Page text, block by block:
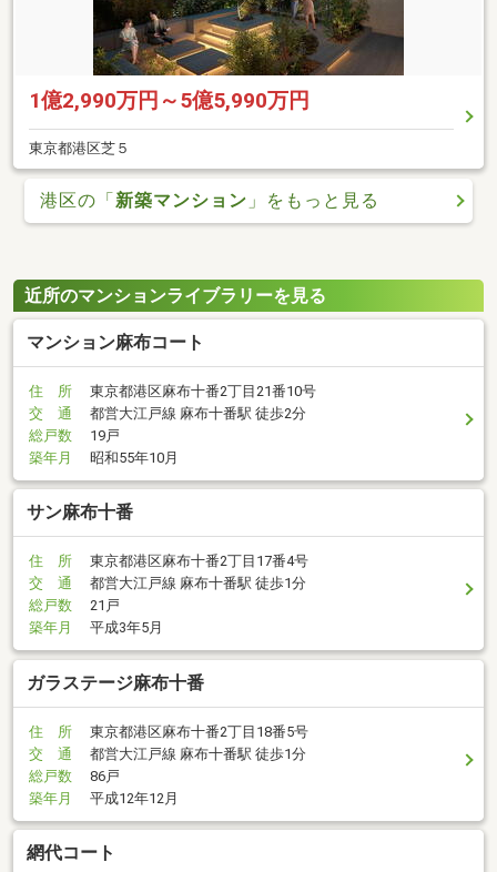
1億2,990万円～5億5,990万円
東京都港区芝５
港区の「新築マンション 」をもっと見る
近所のマンションライブラリーを見る
マンション麻布コート
住 所
東京都港区麻布十番2丁目21番10号
交 通
都営大江戸線 麻布十番駅 徒歩2分
総戸数
19戸
築年月
昭和55年10月
サン麻布十番
住 所
東京都港区麻布十番2丁目17番4号
交 通
都営大江戸線 麻布十番駅 徒歩1分
総戸数
21戸
築年月
平成3年5月
ガラステージ麻布十番
住 所
東京都港区麻布十番2丁目18番5号
交 通
都営大江戸線 麻布十番駅 徒歩1分
総戸数
86戸
築年月
平成12年12月
網代コート